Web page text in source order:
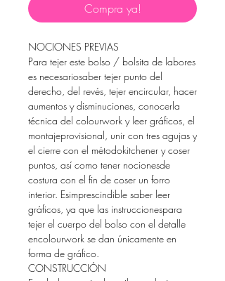
Compra ya!
NOCIONES PREVIAS
Para tejer este bolso / bolsita de labores
es necesariosaber tejer punto del
derecho, del revés, tejer encircular, hacer
aumentos y disminuciones, conocerla
técnica del colourwork y leer gráficos, el
montajeprovisional, unir con tres agujas y
el cierre con el métodokitchener y coser
puntos, así como tener nocionesde
costura con el fin de coser un forro
interior. Esimprescindible saber leer
gráficos, ya que las instruccionespara
tejer el cuerpo del bolso con el detalle
encolourwork se dan únicamente en
forma de gráfico.
CONSTRUCCIÓN